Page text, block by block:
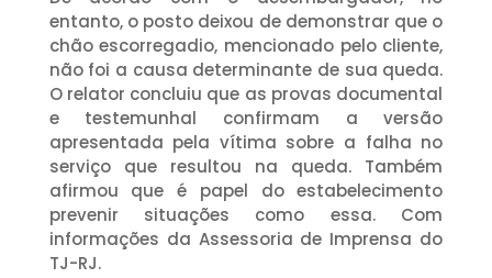
entanto, o posto deixou de demonstrar que o
chão escorregadio, mencionado pelo cliente,
não foi a causa determinante de sua queda.
O relator concluiu que as provas documental
e testemunhal confirmam a versão
apresentada pela vítima sobre a falha no
serviço que resultou na queda. Também
afirmou que é papel do estabelecimento
prevenir situações como essa. Com
informações da Assessoria de Imprensa do
TJ-RJ.